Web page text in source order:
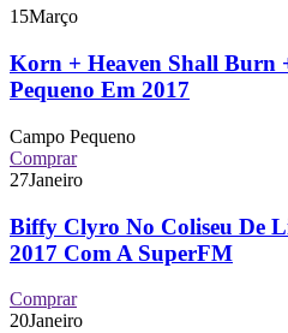
15Março
Korn + Heaven Shall Burn
Pequeno Em 2017
Campo Pequeno
Comprar
27Janeiro
Biffy Clyro No Coliseu De
2017 Com A SuperFM
Comprar
20Janeiro